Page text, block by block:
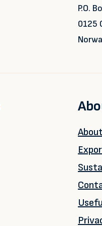
P.O.
0125